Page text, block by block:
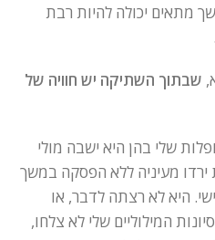
מתאים יכולה להיות רבת
שבתוך השתיקה יש חוויה של
שלי בהן היא ישבה מולי
מעיניה ללא הפסקה במשך
היא לא רצתה לדבר, או
המילוליים שלי לא צלחו,